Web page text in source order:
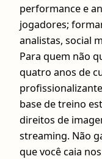
performance e
jogadores;
analistas, social
Para quem não
quatro anos de
base de treino
direitos de
streaming. Não
que você caia